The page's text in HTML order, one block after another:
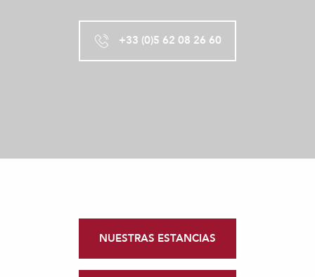
+33 (0)5 62 08 26 60
NUESTRAS ESTANCIAS